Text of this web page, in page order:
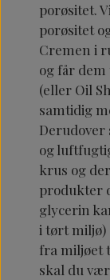
porøsitet.
porøsitet
Cremen i
og får
(eller Oil
samtidig
og
krus og
produkter
glycerin
i tørt miljø)
fra miljøet
skal du